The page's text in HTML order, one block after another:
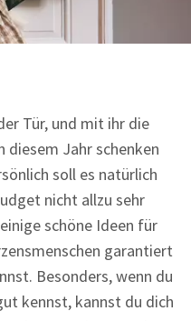
Tür, und mit ihr die
diesem Jahr schenken
soll es natürlich
nicht allzu sehr
schöne Ideen für
garantiert
Besonders, wenn du
kennst, kannst du dich